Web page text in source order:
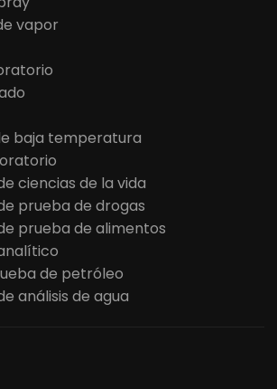
vapor
baja temperatura
ciencias de la vida
prueba de drogas
prueba de alimentos
de petróleo
análisis de agua